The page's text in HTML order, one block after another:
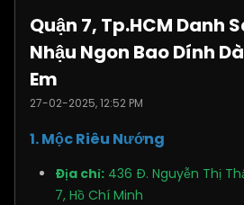
Posts: 7876
Quận 7, Tp.HCM Danh
Nhậu Ngon Bao Dính
Em
27-02-2025, 12:52 PM
1. Mộc Riêu Nướng
Địa chỉ: 436 Đ. Nguyễn Thị
7, Hồ Chí Minh